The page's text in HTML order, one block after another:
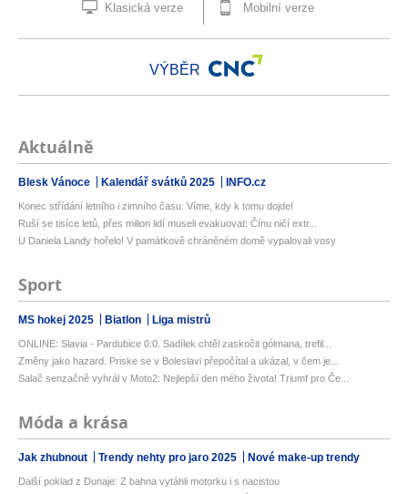
Klasická verze Mobilní verze
VÝBĚR
Aktuálně
Blesk Vánoce Kalendář svátků 2025 INFO.cz
Konec střídání letního i zimního času: Víme, kdy k tomu dojde!
Ruší se tisíce letů, přes milion lidí museli evakuovat: Čínu ničí extr...
U Daniela Landy hořelo! V památkově chráněném domě vypalovali vosy
Sport
MS hokej 2025 Biatlon Liga mistrů
ONLINE: Slavia - Pardubice 0:0. Sadílek chtěl zaskočit gólmana, trefil...
Změny jako hazard. Priske se v Boleslavi přepočítal a ukázal, v čem je...
Salač senzačně vyhrál v Moto2: Nejlepší den mého života! Triumf pro Če...
Móda a krása
Jak zhubnout Trendy nehty pro jaro 2025 Nové make-up trendy
Další poklad z Dunaje: Z bahna vytáhli motorku i s nacistou